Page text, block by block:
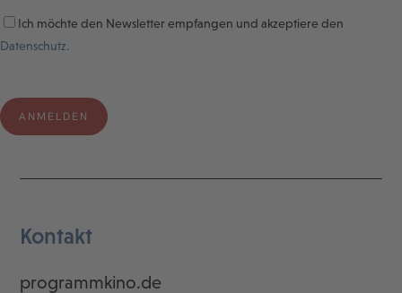
Ich möchte den Newsletter empfangen und akzeptiere den
Datenschutz.
Kontakt
programmkino.de